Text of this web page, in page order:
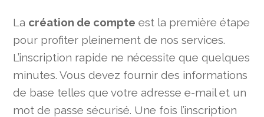
La création de compte est la première étape
pour profiter pleinement de nos services.
L’inscription rapide ne nécessite que quelques
minutes. Vous devez fournir des informations
de base telles que votre adresse e-mail et un
mot de passe sécurisé. Une fois l’inscription